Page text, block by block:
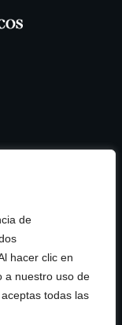
de
hacer clic en
a nuestro uso de
todas las